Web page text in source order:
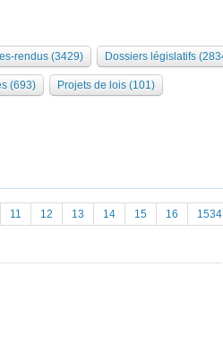
rendus (3429) Dossiers législatifs
(693) Projets de lois (101)
11 12 13 14 15 16